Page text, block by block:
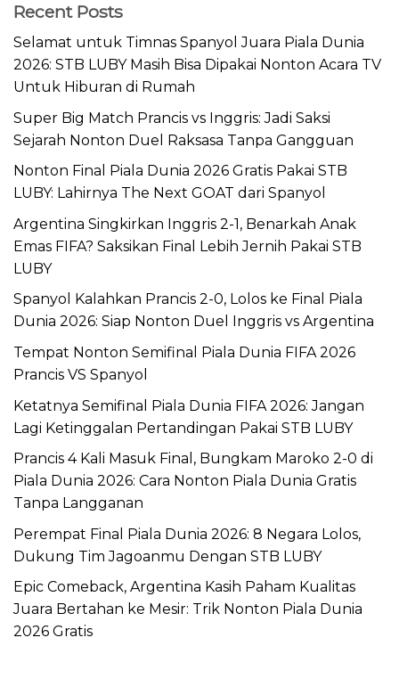
Recent Posts
Selamat untuk Timnas Spanyol Juara Piala Dunia
2026: STB LUBY Masih Bisa Dipakai Nonton Acara TV
Untuk Hiburan di Rumah
Super Big Match Prancis vs Inggris: Jadi Saksi
Sejarah Nonton Duel Raksasa Tanpa Gangguan
Nonton Final Piala Dunia 2026 Gratis Pakai STB
LUBY: Lahirnya The Next GOAT dari Spanyol
Argentina Singkirkan Inggris 2-1, Benarkah Anak
Emas FIFA? Saksikan Final Lebih Jernih Pakai STB
LUBY
Spanyol Kalahkan Prancis 2-0, Lolos ke Final Piala
Dunia 2026: Siap Nonton Duel Inggris vs Argentina
Tempat Nonton Semifinal Piala Dunia FIFA 2026
Prancis VS Spanyol
Ketatnya Semifinal Piala Dunia FIFA 2026: Jangan
Lagi Ketinggalan Pertandingan Pakai STB LUBY
Prancis 4 Kali Masuk Final, Bungkam Maroko 2-0 di
Piala Dunia 2026: Cara Nonton Piala Dunia Gratis
Tanpa Langganan
Perempat Final Piala Dunia 2026: 8 Negara Lolos,
Dukung Tim Jagoanmu Dengan STB LUBY
Epic Comeback, Argentina Kasih Paham Kualitas
Juara Bertahan ke Mesir: Trik Nonton Piala Dunia
2026 Gratis